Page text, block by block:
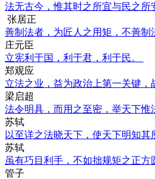
法无古今，惟其时之所宜与民之所
张居正
善制法者，为匠人之用矩，不善制
庄元臣
立宪利于国，利于君，利于民。
郑观应
立法之业，益为政治上第一关键，
梁启超
法令明具，而用之至密，举天下惟
苏轼
以至详之法晓天下，使天下明知其
苏轼
虽有巧目利手，不如拙规矩之正
管子